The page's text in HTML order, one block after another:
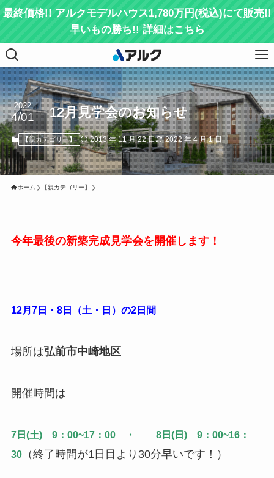
最終価格!! アルクモデルハウス1,780万円(税込)にて販売!!
早いもの勝ち!! 詳細はこちら
12月見学会のお知らせ
2022
4/01
【親カテゴリー】 2013 年 11 月 22 日 2022 年 4 月 1 日
ホーム 【親カテゴリー】
今年最後の新築完成見学会を開催します！
12月7日・8日（土・日）の2日間
場所は弘前市中崎地区
開催時間は
7日(土) 9：00~17：00 ・
8日(日) 9：00~16：
30（終了時間が1日目より30分早いです！）